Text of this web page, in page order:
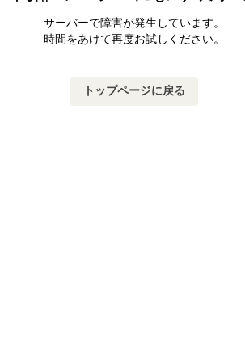
サーバーで障害が発生しています。
時間をあけて再度お試しください。
トップページに戻る